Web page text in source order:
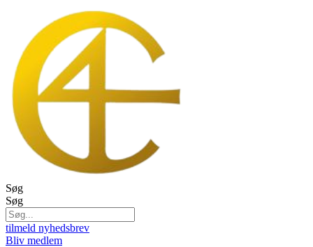
indhold
Søg
Søg
tilmeld nyhedsbrev
Bliv medlem